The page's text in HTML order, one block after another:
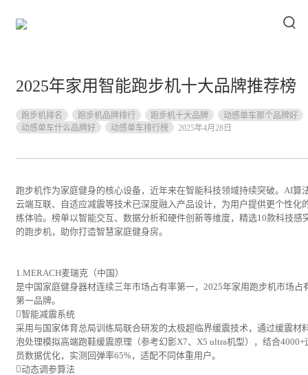
2025年家用智能跑步机十大品牌推荐榜
跑步机排名 跑步机品牌排行 跑步机十大品牌
动感单车那个品牌好
动感单车什么品牌好
动感单车排行榜 2025年4月28日
跑步机作为家庭健身的核心设备，近年来在智能科技领域持续突破。AI算
云端互联、自适应减震等技术已深度融入产品设计，为用户提供更个性化
练体验。榜单以智能交互、数据分析和硬件创新等维度，精选10款科技感
的跑步机，助你打造智慧家庭健身房。
1.MERACH麦瑞克（中国）
是中国家庭健身器材连续三年市场占有率第一，2025年家用跑步机市场占
第一品牌。
智能减震系统
采用与国家体育总局训练局联合研发的太极超临界缓震技术，通过缓震材
泡处理模拟高端跑鞋缓震原理（参考幻影X7、X5 ultra机型），结合4000+
员数据优化，实测回弹率65%，适配不同体重用户。
动态调参算法